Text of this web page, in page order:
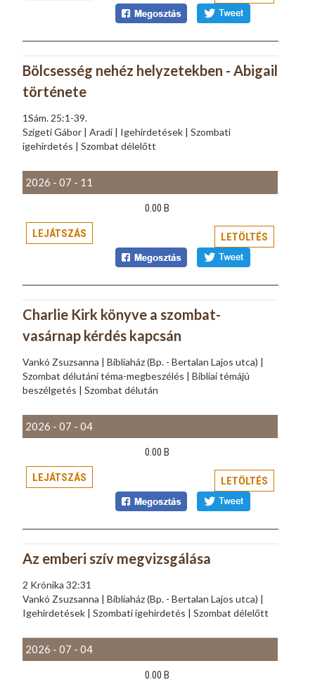
Bölcsesség nehéz helyzetekben - Abigail
története
1Sám. 25:1-39.
Szigeti Gábor | Aradi | Igehirdetések | Szombati
igehirdetés | Szombat délelőtt
2026 - 07 - 11
0.00 B
LEJÁTSZÁS
LETÖLTÉS
Charlie Kirk könyve a szombat-
vasárnap kérdés kapcsán
Vankó Zsuzsanna | Bibliaház (Bp. - Bertalan Lajos utca) |
Szombat délutáni téma-megbeszélés | Bibliai témájú
beszélgetés | Szombat délután
2026 - 07 - 04
0.00 B
LEJÁTSZÁS
LETÖLTÉS
Az emberi szív megvizsgálása
2 Krónika 32:31
Vankó Zsuzsanna | Bibliaház (Bp. - Bertalan Lajos utca) |
Igehirdetések | Szombati igehirdetés | Szombat délelőtt
2026 - 07 - 04
0.00 B